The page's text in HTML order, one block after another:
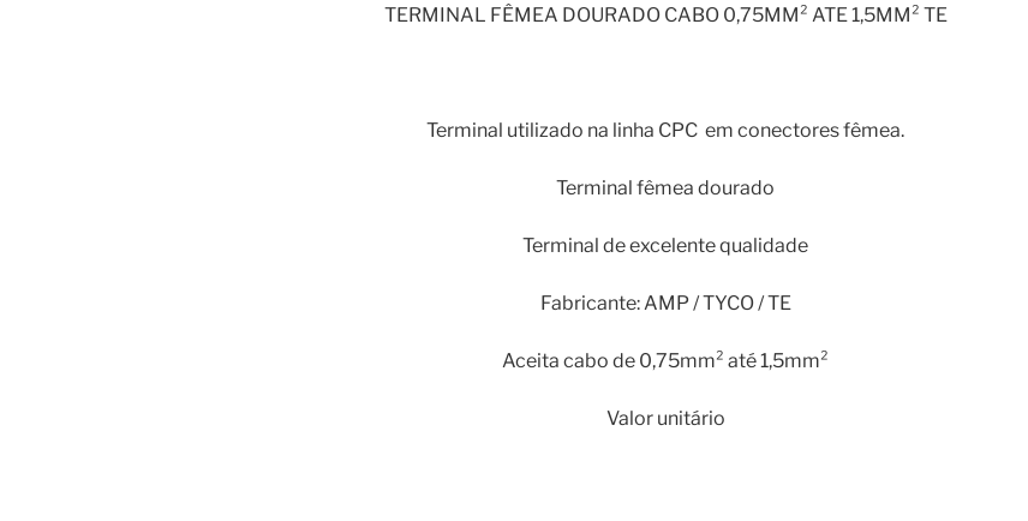
TERMINAL FÊMEA DOURADO CABO 0,75MM² ATE 1,5MM² TE
Terminal utilizado na linha CPC em conectores fêmea.
Terminal fêmea dourado
Terminal de excelente qualidade
Fabricante: AMP / TYCO / TE
Aceita cabo de 0,75mm² até 1,5mm²
Valor unitário